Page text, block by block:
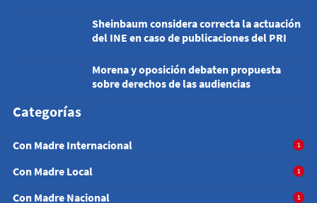
Sheinbaum considera correcta la actuación
del INE en caso de publicaciones del PRI
Morena y oposición debaten propuesta
sobre derechos de las audiencias
Categorías
Con Madre Internacional 1
Con Madre Local 1
Con Madre Nacional 1